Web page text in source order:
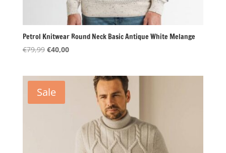
Petrol Knitwear Round Neck Basic Antique White Melange
€79,99 Oorspronkelijke
€79,99.
€40,00Huidige
Sale